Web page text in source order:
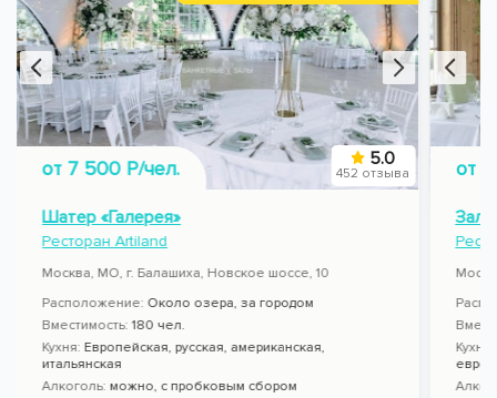
5.0
452 отзыва
от 7 500 Р/чел.
Шатер «Галерея»
Ресторан Artiland
Москва, МО, г. Балашиха, Новское шоссе, 10
Расположение: Около озера, за городом
Вместимость: 180 чел.
Кухня: Европейская, русская, американская,
итальянская
Алкоголь: можно, с пробковым сбором
от
Зал
Кухня: